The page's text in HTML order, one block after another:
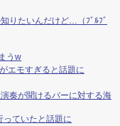
りたいんだけど…（ﾌﾞﾙﾌﾞ
うw
エモすぎると話題に
奏が聞けるバーに対する海
ていたと話題に